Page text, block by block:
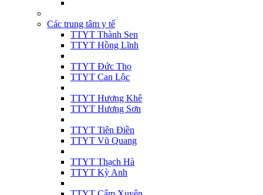
Các trung tâm y tế
TTYT Thành Sen
TTYT Hồng Lĩnh
TTYT Đức Thọ
TTYT Can Lộc
TTYT Hương Khê
TTYT Hương Sơn
TTYT Tiên Điền
TTYT Vũ Quang
TTYT Thạch Hà
TTYT Kỳ Anh